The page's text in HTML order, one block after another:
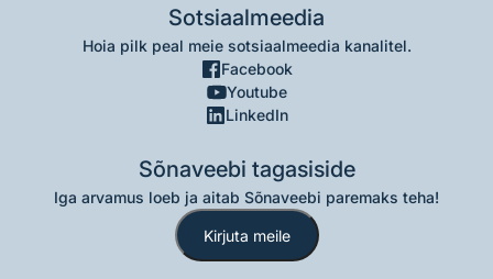
Sotsiaalmeedia
Hoia pilk peal meie sotsiaalmeedia kanalitel.
Facebook
Youtube
LinkedIn
Sõnaveebi tagasiside
Iga arvamus loeb ja aitab Sõnaveebi paremaks teha!
Kirjuta meile